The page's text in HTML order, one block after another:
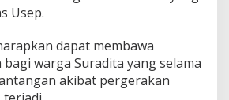
Usep.
dapat membawa
warga Suradita yang selama
akibat pergerakan